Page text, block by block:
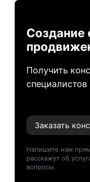
Создание
Получить
специалистов
Заказать
Напишите нам
расскажут об
вопросы.